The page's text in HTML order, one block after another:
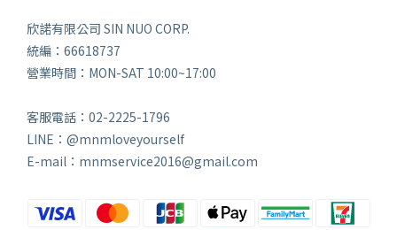
欣諾有限公司 SIN NUO CORP.
統編：66618737
營業時間：MON-SAT 10:00~17:00
客服電話：02-2225-1796
LINE：@mnmloveyourself
E-mail：mnmservice2016@gmail.com